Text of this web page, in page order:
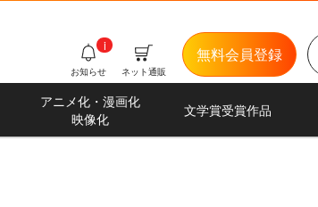
無料会員登録
ネット通販
お知らせ
i
アニメ化・漫画化
映像化
文学賞受賞作品